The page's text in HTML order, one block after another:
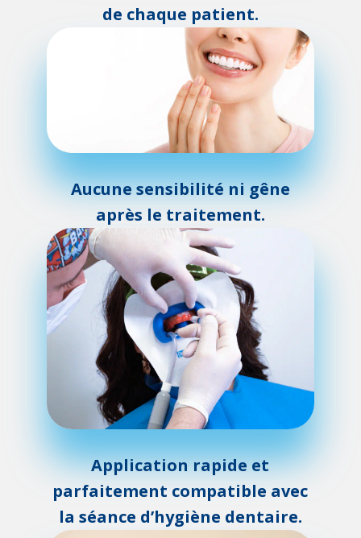
de chaque patient.
Aucune sensibilité ni gêne
après le traitement.
Application rapide et
parfaitement compatible avec
la séance d’hygiène dentaire.